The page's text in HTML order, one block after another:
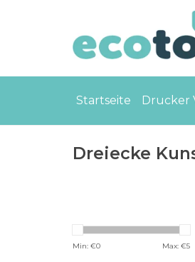
Startseite Drucker
Dreiecke
Min: €0 Max: €5